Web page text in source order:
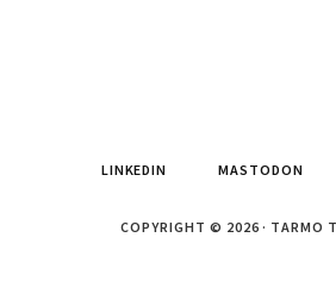
LINKEDIN MASTODON
COPYRIGHT © 2026 · TARMO